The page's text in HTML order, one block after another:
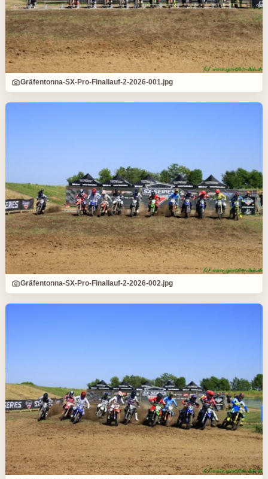
Gräfentonna-SX-Pro-Finallauf-2-2026-001.jpg
Gräfentonna-SX-Pro-Finallauf-2-2026-002.jpg